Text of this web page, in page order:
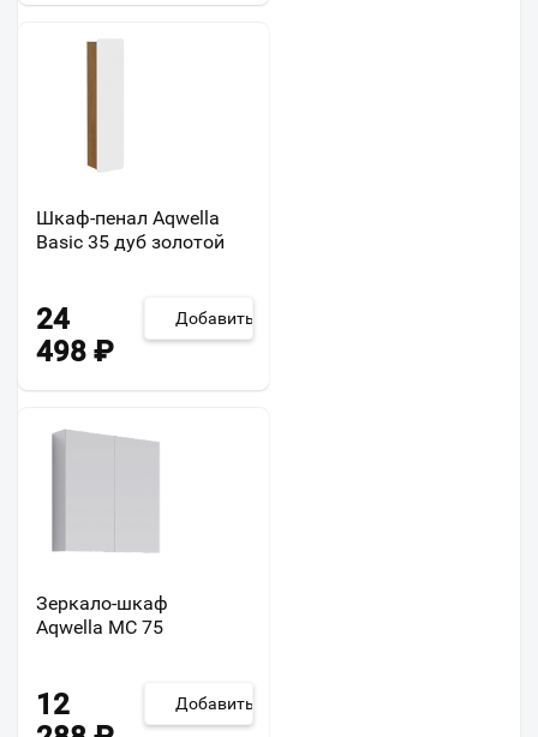
Шкаф-пенал Aqwella
Basic 35 дуб золотой
24
498 ₽
Добавить
Зеркало-шкаф
Aqwella МС 75
12
Добавить